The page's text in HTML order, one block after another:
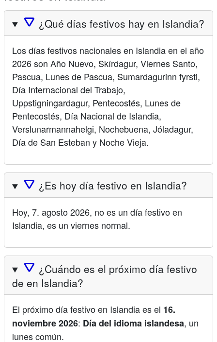
🛆 ¿Qué días festivos hay en Islandia?
Los días festivos nacionales en Islandia en el año
2026 son Año Nuevo, Skírdagur, Viernes Santo,
Pascua, Lunes de Pascua, Sumardagurinn fyrsti,
Día Internacional del Trabajo,
Uppstigningardagur, Pentecostés, Lunes de
Pentecostés, Día Nacional de Islandia,
Verslunarmannahelgi, Nochebuena, Jóladagur,
Día de San Esteban y Noche Vieja.
🛆 ¿Es hoy día festivo en Islandia?
Hoy, 7. agosto 2026, no es un día festivo en
Islandia, es un viernes normal.
🛆 ¿Cuándo es el próximo día festivo
de en Islandia?
El próximo día festivo en Islandia es el 16.
noviembre 2026: Día del idioma islandesa, un
lunes común.